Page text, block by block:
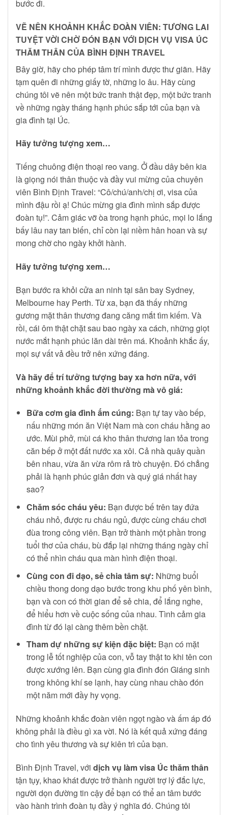
bước đi.
VẼ NÊN KHOẢNH KHẮC ĐOÀN VIÊN: TƯƠNG LAI
TUYỆT VỜI CHỜ ĐÓN BẠN VỚI DỊCH VỤ VISA ÚC
THĂM THÂN CỦA BÌNH ĐỊNH TRAVEL
Bây giờ, hãy cho phép tâm trí mình được thư giãn. Hãy
tạm quên đi những giấy tờ, những lo âu. Hãy cùng
chúng tôi vẽ nên một bức tranh thật đẹp, một bức tranh
về những ngày tháng hạnh phúc sắp tới của bạn và
gia đình tại Úc.
Hãy tưởng tượng xem…
Tiếng chuông điện thoại reo vang. Ở đầu dây bên kia
là giọng nói thân thuộc và đầy vui mừng của chuyên
viên Bình Định Travel: “Cô/chú/anh/chị ơi, visa của
mình đậu rồi ạ! Chúc mừng gia đình mình sắp được
đoàn tụ!”. Cảm giác vỡ òa trong hạnh phúc, mọi lo lắng
bấy lâu nay tan biến, chỉ còn lại niềm hân hoan và sự
mong chờ cho ngày khởi hành.
Hãy tưởng tượng xem…
Bạn bước ra khỏi cửa an ninh tại sân bay Sydney,
Melbourne hay Perth. Từ xa, bạn đã thấy những
gương mặt thân thương đang căng mắt tìm kiếm. Và
rồi, cái ôm thật chặt sau bao ngày xa cách, những giọt
nước mắt hạnh phúc lăn dài trên má. Khoảnh khắc ấy,
mọi sự vất vả đều trở nên xứng đáng.
Và hãy để trí tưởng tượng bay xa hơn nữa, với
những khoảnh khắc đời thường mà vô giá:
Bữa cơm gia đình ấm cúng: Bạn tự tay vào bếp,
nấu những món ăn Việt Nam mà con cháu hằng ao
ước. Mùi phở, mùi cá kho thân thương lan tỏa trong
căn bếp ở một đất nước xa xôi. Cả nhà quây quần
bên nhau, vừa ăn vừa rôm rả trò chuyện. Đó chẳng
phải là hạnh phúc giản đơn và quý giá nhất hay
sao?
Chăm sóc cháu yêu: Bạn được bế trên tay đứa
cháu nhỏ, được ru cháu ngủ, được cùng cháu chơi
đùa trong công viên. Bạn trở thành một phần trong
tuổi thơ của cháu, bù đắp lại những tháng ngày chỉ
có thể nhìn cháu qua màn hình điện thoại.
Cùng con đi dạo, sẻ chia tâm sự: Những buổi
chiều thong dong dạo bước trong khu phố yên bình,
bạn và con có thời gian để sẻ chia, để lắng nghe,
để hiểu hơn về cuộc sống của nhau. Tình cảm gia
đình từ đó lại càng thêm bền chặt.
Tham dự những sự kiện đặc biệt: Bạn có mặt
trong lễ tốt nghiệp của con, vỗ tay thật to khi tên con
được xướng lên. Bạn cùng gia đình đón Giáng sinh
trong không khí se lạnh, hay cùng nhau chào đón
một năm mới đầy hy vọng.
Những khoảnh khắc đoàn viên ngọt ngào và ấm áp đó
không phải là điều gì xa vời. Nó là kết quả xứng đáng
cho tình yêu thương và sự kiên trì của bạn.
Bình Định Travel, với dịch vụ làm visa Úc thăm thân
tận tụy, khao khát được trở thành người trợ lý đắc lực,
người dọn đường tin cậy để bạn có thể an tâm bước
vào hành trình đoàn tụ đầy ý nghĩa đó. Chúng tôi